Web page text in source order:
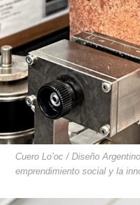
Cuero Lo’oc / Diseño
emprendimiento social y la